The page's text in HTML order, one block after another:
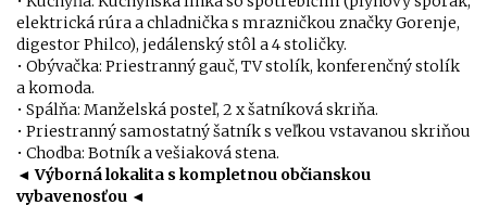
elektrická rúra a chladnička s mrazničkou značky Gorenje,
digestor Philco), jedálenský stôl a 4 stoličky.
• Obývačka: Priestranný gauč, TV stolík, konferenčný stolík
a komoda.
• Spálňa: Manželská posteľ, 2 x šatníková skriňa.
• Priestranný samostatný šatník s veľkou vstavanou skriňou
• Chodba: Botník a vešiaková stena.
◄Výborná lokalita s kompletnou občianskou
vybavenosťou ◄